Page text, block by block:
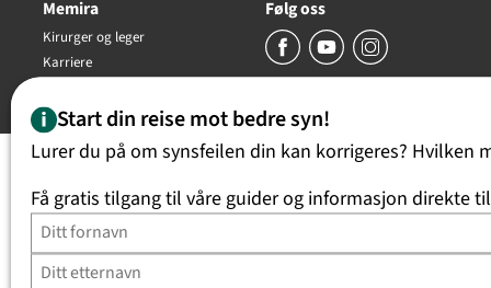
Memira
Kirurger og leger
Karriere
Følg oss
Copyright Memira AS 2026, all rights reserved
Start din reise mot bedre syn!
Lurer du på om synsfeilen din kan korrigeres? Hvilken
Få gratis tilgang til våre guider og informasjon direkte